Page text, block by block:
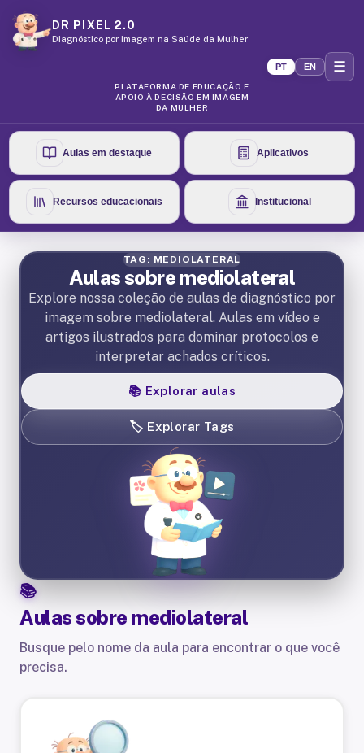
DR PIXEL 2.0
Diagnóstico por imagem na Saúde da Mulher
PLATAFORMA DE EDUCAÇÃO E
APOIO À DECISÃO EM IMAGEM
DA MULHER
PT EN ☰
Aulas em destaque Aplicativos
Recursos educacionais Institucional
TAG: MEDIOLATERAL
Aulas sobre mediolateral
Explore nossa coleção de aulas de diagnóstico por
imagem sobre mediolateral. Aulas em vídeo e
artigos ilustrados para dominar protocolos e
interpretar achados críticos.
📚 Explorar aulas
🏷️ Explorar Tags
Aulas sobre mediolateral
Busque pelo nome da aula para encontrar o que você
precisa.